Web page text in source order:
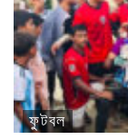
ফুটবল